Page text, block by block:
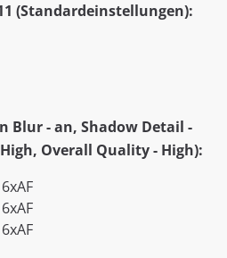
(Standardeinstellungen):
Blur - an, Shadow Detail -
Overall Quality - High):